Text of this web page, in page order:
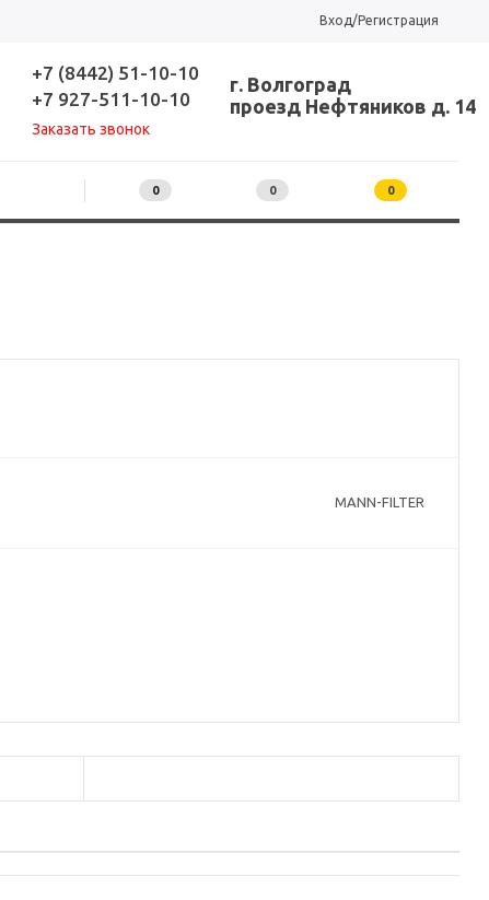
Вход/Регистрация
+7 (8442) 51-10-10
+7 927-511-10-10
Заказать звонок
г. Волгоград
проезд Нефтяников д. 14
0 0 0
MANN-FILTER